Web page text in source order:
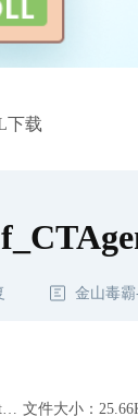
下载
金山毒
文件大小：